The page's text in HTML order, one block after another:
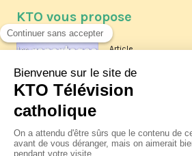
KTO vous propose
Article
Les reportages
La visite
XIV à Assise à
jeudi 6 août